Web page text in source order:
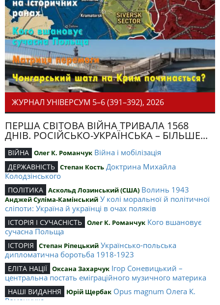
ЖУРНАЛ УНІВЕРСУМ 5–6 (391–392), 2026
ПЕРША СВІТОВА ВІЙНА ТРИВАЛА 1568
ДНІВ. РОСІЙСЬКО-УКРАЇНСЬКА – БІЛЬШЕ...
ВІЙНА Олег К. Романчук Війна і мобілізація
ДЕРЖАВНІСТЬ Степан Кость Доктрина Михайла
Колодзінського
ПОЛІТИКА Аскольд Лозинський (США) Волинь 1943
Анджей Суліма-Камінський У колі моральної й політичної
сліпоти: Україна й українці в очах поляків
ІСТОРІЯ І СУЧАСНІСТЬ Олег К. Романчук Кого вшановує
сучасна Польща
ІСТОРІЯ Степан Ріпецький Українсько-польська
дипломатична боротьба 1918-1923
ЕЛІТА НАЦІЇ Оксана Захарчук Ігор Соневицький –
центральна постать еміграційного музичного материка
НАШІ ВИДАННЯ Юрій Щербак Opus magnum Олега К.
Романчука